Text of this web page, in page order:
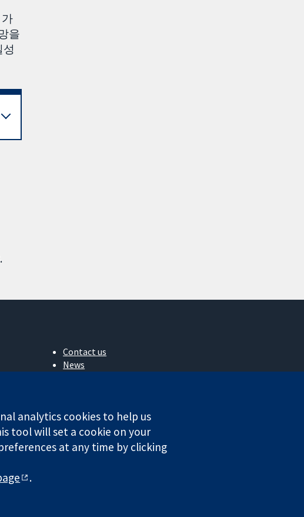
을
성
Contact us
News
Cochrane Library
& Wales. VAT registration number GB 718 2127 49.
Terms & Conditions
analytics cookies to help us
tool will set a cookie on your
at any time by clicking
.